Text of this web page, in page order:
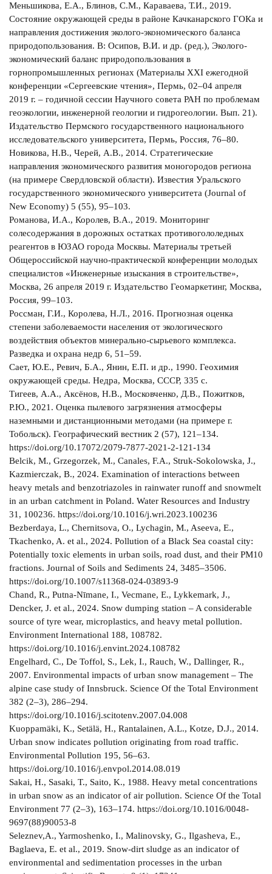
Меньшикова, Е.А., Блинов, С.М., Караваева, Т.И., 2019.
Состояние окружающей среды в районе Качканарского ГОКа и
направления достижения эколого-экономического баланса
природопользования. В: Осипов, В.И. и др. (ред.), Эколого-
экономический баланс природопользования в
горнопромышленных регионах (Материалы XXI ежегодной
конференции «Сергеевские чтения», Пермь, 02–04 апреля
2019 г. – годичной сессии Научного совета РАН по проблемам
геоэкологии, инженерной геологии и гидрогеологии. Вып. 21).
Издательство Пермского государственного национального
исследовательского университета, Пермь, Россия, 76–80.
Новикова, Н.В., Черей, А.В., 2014. Стратегические
направления экономического развития моногородов региона
(на примере Свердловской области). Известия Уральского
государственного экономического университета (Journal of
New Economy) 5 (55), 95–103.
Романова, И.А., Королев, В.А., 2019. Мониторинг
солесодержания в дорожных остатках противогололедных
реагентов в ЮЗАО города Москвы. Материалы третьей
Общероссийской научно-практической конференции молодых
специалистов «Инженерные изыскания в строительстве»,
Москва, 26 апреля 2019 г. Издательство Геомаркетинг, Москва,
Россия, 99–103.
Россман, Г.И., Королева, Н.Л., 2016. Прогнозная оценка
степени заболеваемости населения от экологического
воздействия объектов минерально-сырьевого комплекса.
Разведка и охрана недр 6, 51–59.
Сает, Ю.Е., Ревич, Б.А., Янин, Е.П. и др., 1990. Геохимия
окружающей среды. Недра, Москва, СССР, 335 с.
Тигеев, А.А., Аксёнов, Н.В., Московченко, Д.В., Пожитков,
Р.Ю., 2021. Оценка пылевого загрязнения атмосферы
наземными и дистанционными методами (на примере г.
Тобольск). Географический вестник 2 (57), 121–134.
https://doi.org/10.17072/2079-7877-2021-2-121-134
Belcik, M., Grzegorzek, M., Canales, F.A., Struk-Sokolowska, J.,
Kazmierczak, B., 2024. Examination of interactions between
heavy metals and benzotriazoles in rainwater runoff and snowmelt
in an urban catchment in Poland. Water Resources and Industry
31, 100236. https://doi.org/10.1016/j.wri.2023.100236
Bezberdaya, L., Chernitsova, O., Lychagin, M., Aseeva, E.,
Tkachenko, A. et al., 2024. Pollution of a Black Sea coastal city:
Potentially toxic elements in urban soils, road dust, and their PM10
fractions. Journal of Soils and Sediments 24, 3485–3506.
https://doi.org/10.1007/s11368-024-03893-9
Chand, R., Putna-Nīmane, I., Vecmane, E., Lykkemark, J.,
Dencker, J. et al., 2024. Snow dumping station – A considerable
source of tyre wear, microplastics, and heavy metal pollution.
Environment International 188, 108782.
https://doi.org/10.1016/j.envint.2024.108782
Engelhard, C., De Toffol, S., Lek, I., Rauch, W., Dallinger, R.,
2007. Environmental impacts of urban snow management – The
alpine case study of Innsbruck. Science Of the Total Environment
382 (2–3), 286–294.
https://doi.org/10.1016/j.scitotenv.2007.04.008
Kuoppamäki, K., Setälä, H., Rantalainen, A.L., Kotze, D.J., 2014.
Urban snow indicates pollution originating from road traffic.
Environmental Pollution 195, 56–63.
https://doi.org/10.1016/j.envpol.2014.08.019
Sakai, H., Sasaki, T., Saito, K., 1988. Heavy metal concentrations
in urban snow as an indicator of air pollution. Science Of the Total
Environment 77 (2–3), 163–174. https://doi.org/10.1016/0048-
9697(88)90053-8
Seleznev,A., Yarmoshenko, I., Malinovsky, G., Ilgasheva, E.,
Baglaeva, E. et al., 2019. Snow-dirt sludge as an indicator of
environmental and sedimentation processes in the urban